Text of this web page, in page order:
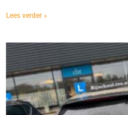
Lees verder »